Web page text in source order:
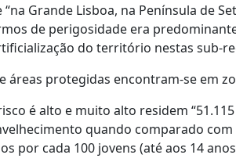
Grande Lisboa, na Península de
de perigosidade era
do território nestas sub-
áreas protegidas encontram-se em
é alto e muito alto residem
quando comparado
por cada 100 jovens (até aos 14